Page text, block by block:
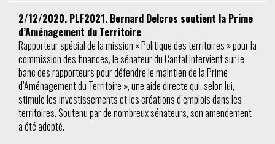
2/12/2020. PLF2021. Bernard Delcros soutient la Prime
d’Aménagement du Territoire
Rapporteur spécial de la mission « Politique des territoires » pour la
commission des finances, le sénateur du Cantal intervient sur le
banc des rapporteurs pour défendre le maintien de la Prime
d’Aménagement du Territoire », une aide directe qui, selon lui,
stimule les investissements et les créations d’emplois dans les
territoires. Soutenu par de nombreux sénateurs, son amendement
a été adopté.